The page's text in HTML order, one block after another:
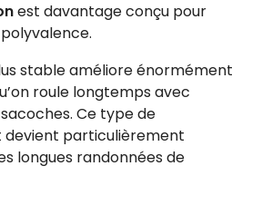
est davantage conçu pour
stable améliore énormément
roule longtemps avec
Ce type de
particulièrement
longues randonnées de